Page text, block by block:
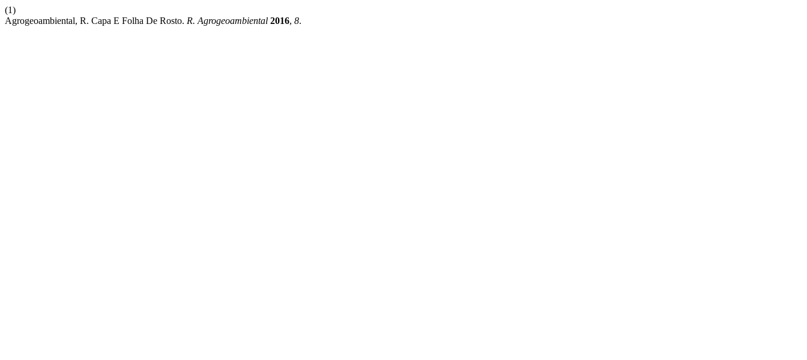
(1)
Agrogeoambiental, R. Capa E Folha De Rosto. R. Agrogeoambiental 2016, 8.